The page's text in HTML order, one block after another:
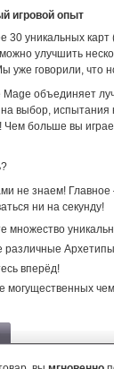
игровой опыт
30 уникальных
улучшить
уже говорили, что
Mage объединяет
выбор, испытания
Чем больше вы
не знаем! Главное
ни на секунду!
множество
различные
вперёд!
могущественных